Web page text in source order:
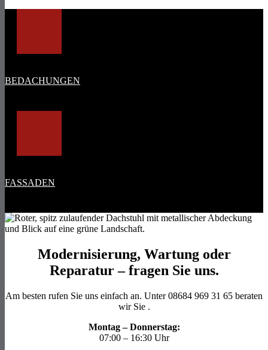
BEDACHUNGEN
FASSADEN
Modernisierung, Wartung oder
Reparatur– fragen Sie uns.
Am besten rufen Sie uns einfach an. Unter 08684 969 31 65 beraten
wir Sie .
Montag – Donnerstag:
07:00 – 16:30 Uhr